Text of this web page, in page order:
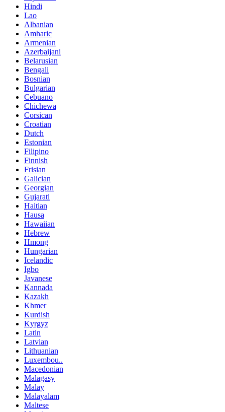
Hindi
Lao
Albanian
Amharic
Armenian
Azerbaijani
Belarusian
Bengali
Bosnian
Bulgarian
Cebuano
Chichewa
Corsican
Croatian
Dutch
Estonian
Filipino
Finnish
Frisian
Galician
Georgian
Gujarati
Haitian
Hausa
Hawaiian
Hebrew
Hmong
Hungarian
Icelandic
Igbo
Javanese
Kannada
Kazakh
Khmer
Kurdish
Kyrgyz
Latin
Latvian
Lithuanian
Luxembou..
Macedonian
Malagasy
Malay
Malayalam
Maltese